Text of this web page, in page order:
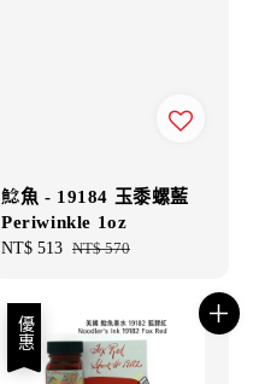
鯰魚 - 19184 玉黍螺藍
Periwinkle 1oz
Sale
NT$ 513 Regular
NT$ 570
優惠